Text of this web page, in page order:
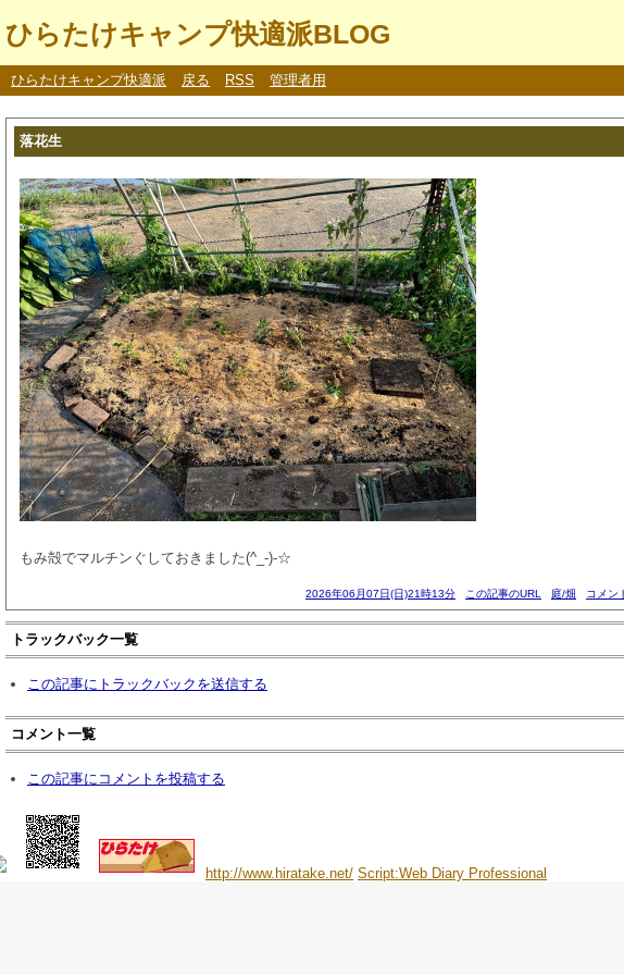
ひらたけキャンプ快適派BLOG
ひらたけキャンプ快適派 戻る RSS 管理者用
落花生
もみ殻でマルチンぐしておきました(^_-)-☆
2026年06月07日(日)21時13分 この記事のURL 庭/畑 コメン
トラックバック一覧
この記事にトラックバックを送信する
コメント一覧
この記事にコメントを投稿する
http://www.hiratake.net/ Script:Web Diary Professional